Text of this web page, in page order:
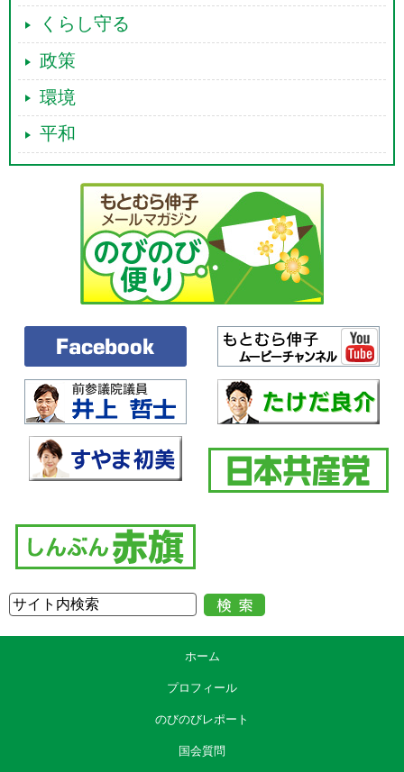
くらし守る
政策
環境
平和
ホーム
プロフィール
のびのびレポート
国会質問